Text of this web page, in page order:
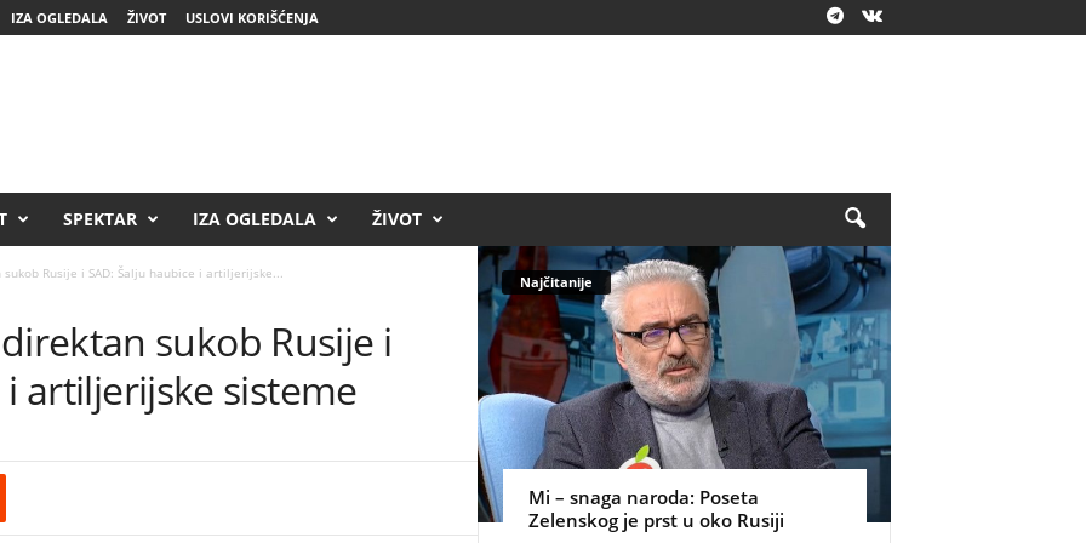
IZA OGLEDALA ŽIVOT USLOVI KORIŠĆENJA
SPEKTAR IZA OGLEDALA ŽIVOT
sukob Rusije i SAD: Šalju haubice i artiljerijske...
sukob Rusije i
artiljerijske sisteme
Najčitanije
Mi – snaga naroda: Poseta
Zelenskog je prst u oko Rusiji